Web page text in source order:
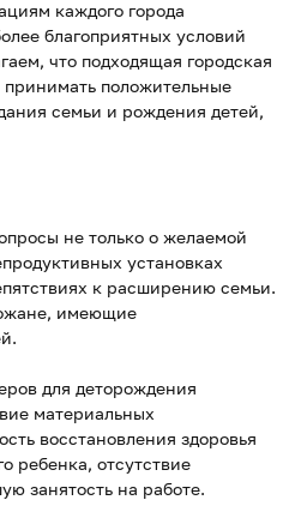
каждого города
благоприятных условий
что подходящая городская
положительные
семьи и рождения детей,
не только о желаемой
установках
к расширению семьи.
имеющие
для деторождения
материальных
восстановления здоровья
ребенка, отсутствие
занятость на работе.